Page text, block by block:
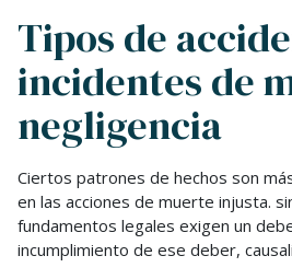
Tipos de
incidentes de
negligencia
Ciertos patrones de hechos son
en las acciones de muerte injusta.
fundamentos legales exigen un
incumplimiento de ese deber,